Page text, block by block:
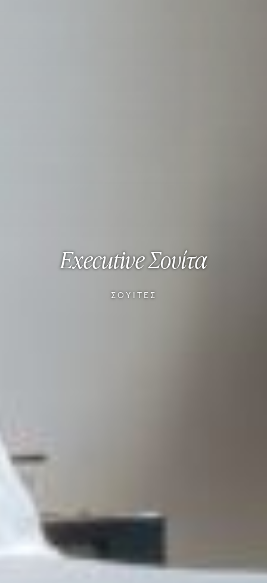
Executive Σουίτα
ΣΟΥΊΤΕΣ